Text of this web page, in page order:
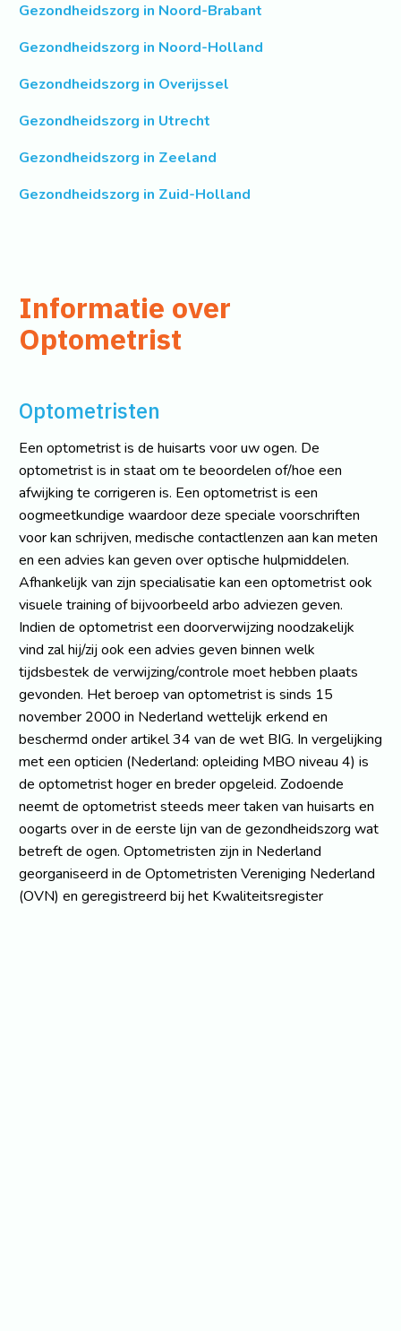
Gezondheidszorg in Noord-Brabant
Gezondheidszorg in Noord-Holland
Gezondheidszorg in Overijssel
Gezondheidszorg in Utrecht
Gezondheidszorg in Zeeland
Gezondheidszorg in Zuid-Holland
Informatie over
Optometrist
Optometristen
Een optometrist is de huisarts voor uw ogen. De
optometrist is in staat om te beoordelen of/hoe een
afwijking te corrigeren is. Een optometrist is een
oogmeetkundige waardoor deze speciale voorschriften
voor kan schrijven, medische contactlenzen aan kan meten
en een advies kan geven over optische hulpmiddelen.
Afhankelijk van zijn specialisatie kan een optometrist ook
visuele training of bijvoorbeeld arbo adviezen geven.
Indien de optometrist een doorverwijzing noodzakelijk
vind zal hij/zij ook een advies geven binnen welk
tijdsbestek de verwijzing/controle moet hebben plaats
gevonden. Het beroep van optometrist is sinds 15
november 2000 in Nederland wettelijk erkend en
beschermd onder artikel 34 van de wet BIG. In vergelijking
met een opticien (Nederland: opleiding MBO niveau 4) is
de optometrist hoger en breder opgeleid. Zodoende
neemt de optometrist steeds meer taken van huisarts en
oogarts over in de eerste lijn van de gezondheidszorg wat
betreft de ogen. Optometristen zijn in Nederland
georganiseerd in de Optometristen Vereniging Nederland
(OVN) en geregistreerd bij het Kwaliteitsregister